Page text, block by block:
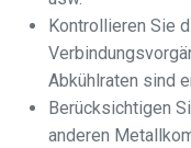
Kontrollieren Sie
Abkühlraten sind
Berücksichtigen
anderen